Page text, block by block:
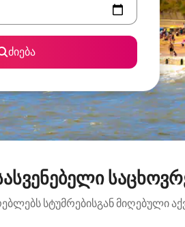
ძიება
სტუმრებისგან მიღებული